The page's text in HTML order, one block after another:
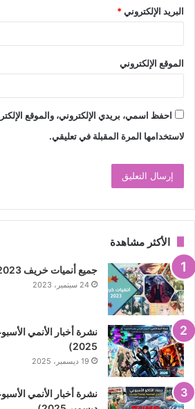
البريد الإلكتروني*
الموقع الإلكتروني
احفظ اسمي، بريدي الإلكتروني، والموقع
لاستخدامها المرة المقبلة في تعليقي.
الأكثر مشاهدة
جميع أنميات خريف 2023 – قائمة كاملة
24 سبتمبر، 2023
2025)
19 ديسمبر، 2025